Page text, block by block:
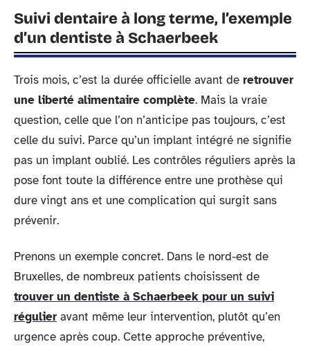
Suivi dentaire à long terme, l’exemple
d’un dentiste à Schaerbeek
Trois mois, c’est la durée officielle avant de retrouver
une liberté alimentaire complète. Mais la vraie
question, celle que l’on n’anticipe pas toujours, c’est
celle du suivi. Parce qu’un implant intégré ne signifie
pas un implant oublié. Les contrôles réguliers après la
pose font toute la différence entre une prothèse qui
dure vingt ans et une complication qui surgit sans
prévenir.
Prenons un exemple concret. Dans le nord-est de
Bruxelles, de nombreux patients choisissent de
trouver un dentiste à Schaerbeek pour un suivi
régulier avant même leur intervention, plutôt qu’en
urgence après coup. Cette approche préventive,